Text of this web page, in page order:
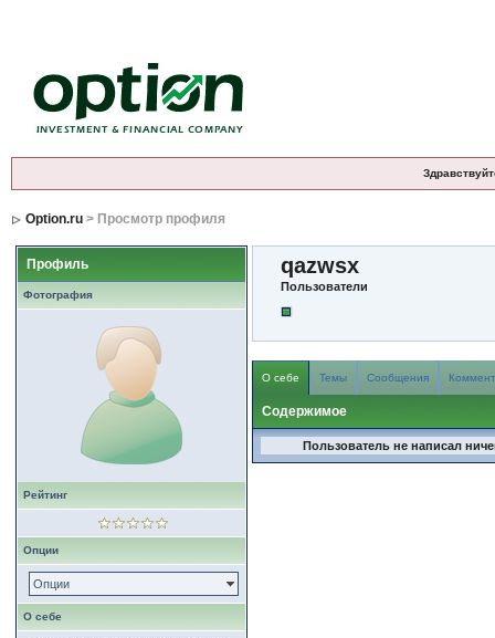
Option.ru> Просмотр профиля
Профиль
Фотография
Рейтинг
Опции
Опции
О себе
qazwsx
Пользователи
О себе Темы Сообщения
Содержимое
Пользователь не написал